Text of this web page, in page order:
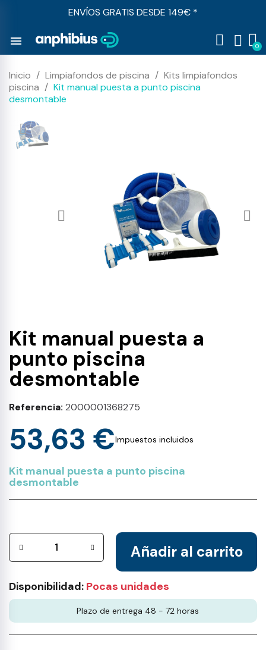
ENVÍOS GRATIS DESDE 149€ *
menu
Inicio Limpiafondos de piscina
Kits limpiafondos
piscina
Kit manual puesta a punto piscina
desmontable
Kit manual puesta a
punto piscina
desmontable
Referencia 2000001368275
53,63 €Impuestos incluidos
Kit manual puesta a punto piscina
desmontable
Añadir al carrito
Disponibilidad: Pocas unidades
Plazo de entrega 48 - 72 horas